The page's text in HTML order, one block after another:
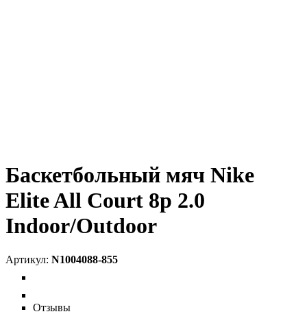
Баскетбольный мяч Nike
Elite All Court 8p 2.0
Indoor/Outdoor
N1004088-855
Отзывы